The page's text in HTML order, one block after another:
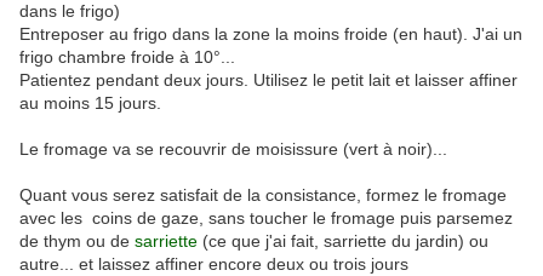
dans le frigo)
Entreposer au frigo dans la zone la moins froide (en haut). J'ai un
frigo chambre froide à 10°...
Patientez pendant deux jours. Utilisez le petit lait et laisser affiner
au moins 15 jours.
Le fromage va se recouvrir de moisissure (vert à noir)...
Quant vous serez satisfait de la consistance, formez le fromage
avec les coins de gaze, sans toucher le fromage puis parsemez
de thym ou de sarriette (ce que j'ai fait, sarriette du jardin) ou
autre... et laissez affiner encore deux ou trois jours